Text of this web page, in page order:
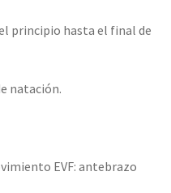
principio hasta el final de
natación.
EVF: antebrazo